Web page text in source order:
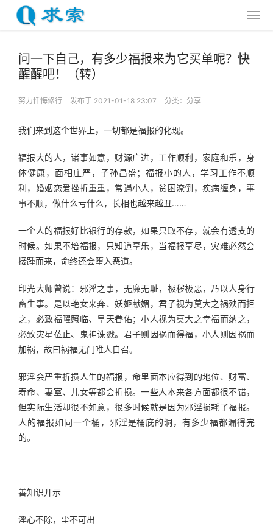
问一下自己，有多少福报来为它买单呢？快
醒醒吧！（转）
努力忏悔修行 发布于 2021-01-18 23:07 分类： 分享
我们来到这个世界上，一切都是福报的化现。
福报大的人，诸事如意，财源广进，工作顺利，家庭和乐，身
体健康，面相庄严，子孙昌盛；福报小的人，学习工作不顺
利，婚姻恋爱挫折重重，常遇小人，贫困潦倒，疾病缠身，事
事不顺，做什么亏什么，长相也越来越丑……
一个人的福报好比银行的存款，如果只取不存，就会有透支的
时候。如果不培福报，只知道享乐，当福报享尽，灾难必然会
接踵而来，命终还会堕入恶道。
印光大师曾说：邪淫之事，无廉无耻，极秽极恶，乃以人身行
畜生事。是以艳女来奔、妖姬献媚，君子视为莫大之祸殃而拒
之，必致福曜照临、皇天眷佑；小人视为莫大之幸福而纳之，
必致灾星莅止、鬼神诛戮。君子则因祸而得福，小人则因祸而
加祸，故曰祸福无门唯人自召。
邪淫会严重折损人生的福报，命里面本应得到的地位、财富、
寿命、妻室、儿女等都会折损。一些人本来各方面都很不错，
但实际生活却很不如意，很多时候就是因为邪淫损耗了福报。
人的福报如同一个桶，邪淫是桶底的洞，有多少福都漏得完
的。
善知识开示
淫心不除，尘不可出